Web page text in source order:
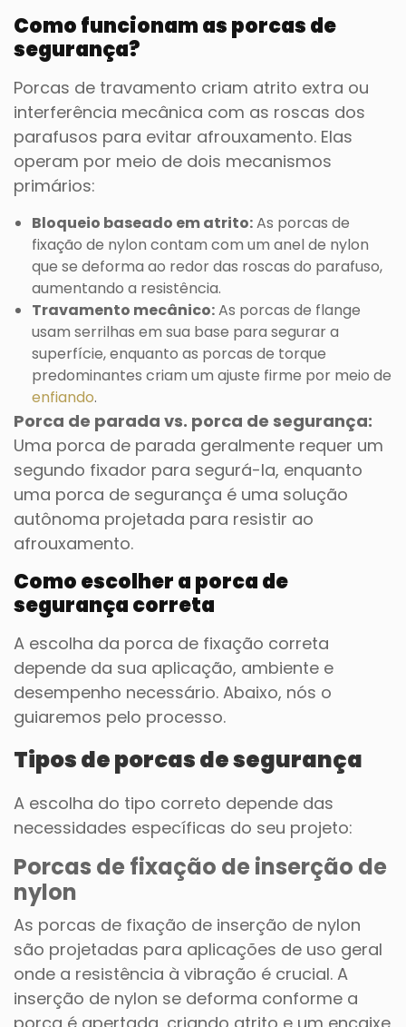
Como funcionam as porcas de
segurança?
Porcas de travamento criam atrito extra ou
interferência mecânica com as roscas dos
parafusos para evitar afrouxamento. Elas
operam por meio de dois mecanismos
primários:
Bloqueio baseado em atrito:As porcas de
fixação de nylon contam com um anel de nylon
que se deforma ao redor das roscas do parafuso,
aumentando a resistência.
Travamento mecânico:As porcas de flange
usam serrilhas em sua base para segurar a
superfície, enquanto as porcas de torque
predominantes criam um ajuste firme por meio de
enfiando.
Porca de parada vs. porca de segurança:
Uma porca de parada geralmente requer um
segundo fixador para segurá-la, enquanto
uma porca de segurança é uma solução
autônoma projetada para resistir ao
afrouxamento.
Como escolher a porca de
segurança correta
A escolha da porca de fixação correta
depende da sua aplicação, ambiente e
desempenho necessário. Abaixo, nós o
guiaremos pelo processo.
Tipos de porcas de segurança
A escolha do tipo correto depende das
necessidades específicas do seu projeto:
Porcas de fixação de inserção de
nylon
As porcas de fixação de inserção de nylon
são projetadas para aplicações de uso geral
onde a resistência à vibração é crucial. A
inserção de nylon se deforma conforme a